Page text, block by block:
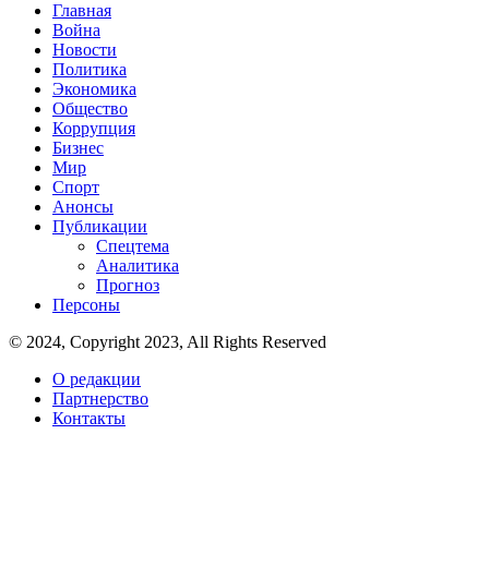
Главная
Война
Новости
Политика
Экономика
Общество
Коррупция
Бизнес
Мир
Спорт
Анонсы
Публикации
Спецтема
Аналитика
Прогноз
Персоны
© 2024, Copyright 2023, All Rights Reserved
О редакции
Партнерство
Контакты